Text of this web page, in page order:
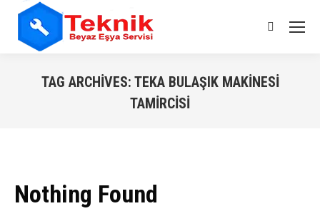
Search:
TAG ARCHIVES: TEKA BULAŞIK MAKINESI
TAMIRCISI
Nothing Found